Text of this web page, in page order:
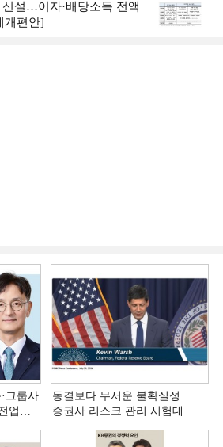
설…이자·배당소득 전액
개편안]
그룹사
업계
동결보다 무서운 불확실성…
증권사 리스크 관리 시험대